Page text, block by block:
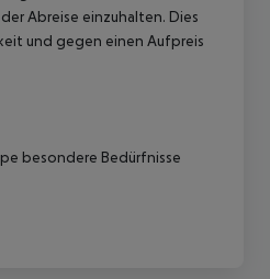
Abreise einzuhalten. Dies
und gegen einen Aufpreis
besondere Bedürfnisse